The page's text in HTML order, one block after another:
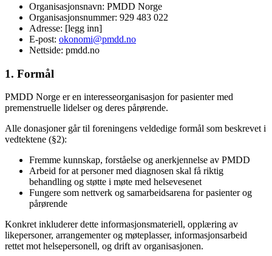
Organisasjonsnavn: PMDD Norge
Organisasjonsnummer: 929 483 022
Adresse: [legg inn]
E-post: okonomi@pmdd.no
Nettside: pmdd.no
1. Formål
PMDD Norge er en interesseorganisasjon for pasienter med
premenstruelle lidelser og deres pårørende.
Alle donasjoner går til foreningens veldedige formål som beskrevet i
vedtektene (§2):
Fremme kunnskap, forståelse og anerkjennelse av PMDD
Arbeid for at personer med diagnosen skal få riktig
behandling og støtte i møte med helsevesenet
Fungere som nettverk og samarbeidsarena for pasienter og
pårørende
Konkret inkluderer dette informasjonsmateriell, opplæring av
likepersoner, arrangementer og møteplasser, informasjonsarbeid
rettet mot helsepersonell, og drift av organisasjonen.